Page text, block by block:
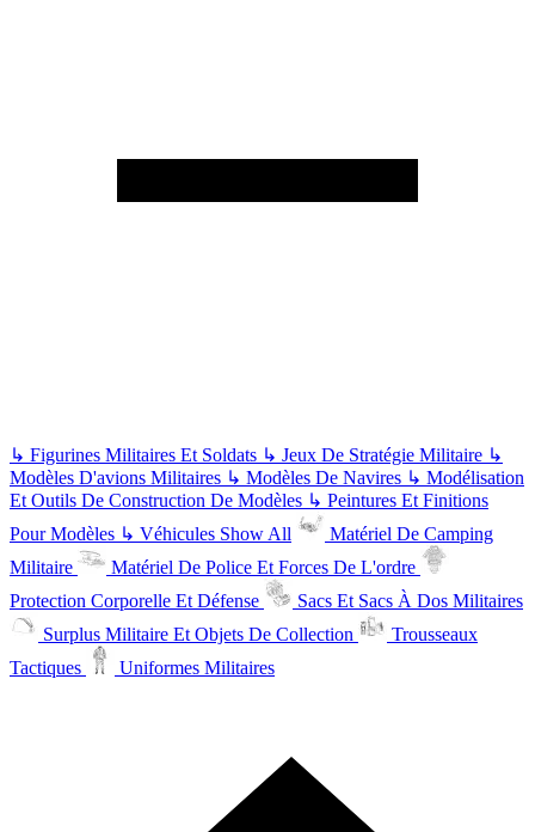
↳ Figurines Militaires Et Soldats ↳ Jeux De Stratégie Militaire ↳
Modèles D'avions Militaires ↳ Modèles De Navires ↳ Modélisation
Et Outils De Construction De Modèles ↳ Peintures Et Finitions
Pour Modèles ↳ Véhicules Show All
Matériel De Camping
Militaire
Matériel De Police Et Forces De L'ordre
Protection Corporelle Et Défense
Sacs Et Sacs À Dos Militaires
Surplus Militaire Et Objets De Collection
Trousseaux
Tactiques
Uniformes Militaires